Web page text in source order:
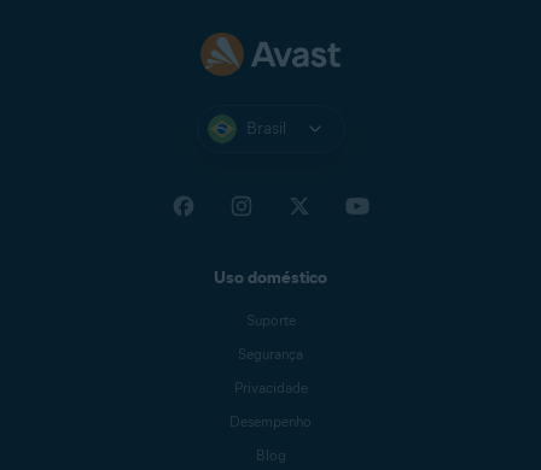
Brasil
Uso doméstico
Suporte
Segurança
Privacidade
Desempenho
Blog